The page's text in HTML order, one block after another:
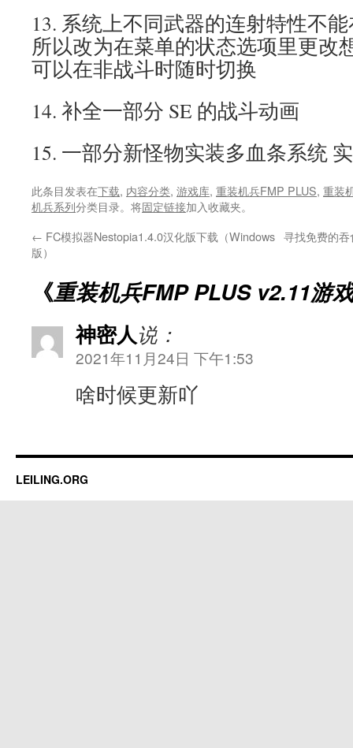
13. 系统上不同武器的连射特性不
所以改为在菜单的状态选项里更改
可以在非战斗时随时切换
14. 补全一部分 SE 的战斗动画
15. 一部分新怪物实装多血条系统
此条目发表在下载, 内容分类, 游戏库, 重装机兵FMP PLUS, 重装
机兵系列分类目录。将固定链接加入收藏夹。
← FC模拟器Nestopia1.4.0汉化版下载（Windows
版）
寻找免费的
《重装机兵FMP PLUS v2.11游
神密人说：
2021年11月24日 下午1:53
啥时候更新吖
LEILING.ORG